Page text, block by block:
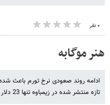
۰ نفر
هنر موگابه
تازه منتشر شده در زیمباوه تنها 23 دلار ایالات متحده ارزش داشته باشد.